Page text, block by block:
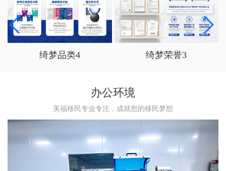
绮梦品类4 绮梦荣誉3
办公环境
美福移民专业专注，成就您的移民梦想